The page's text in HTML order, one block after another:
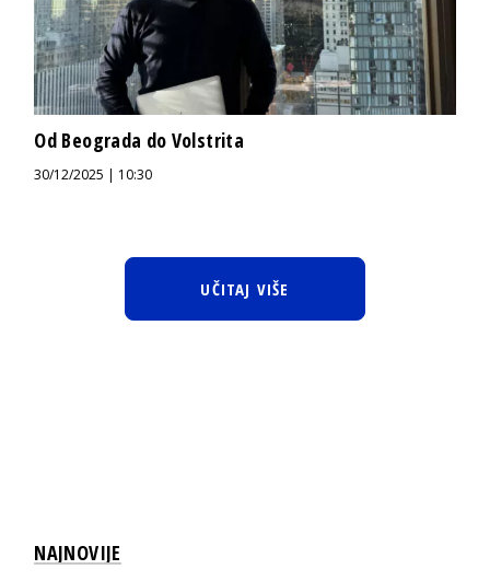
Od Beograda do Volstrita
30/12/2025 | 10:30
UČITAJ VIŠE
NAJNOVIJE